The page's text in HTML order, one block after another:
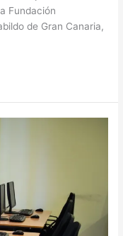
Fundación
de Gran Canaria,